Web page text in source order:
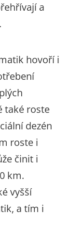
a
hovoří i
také roste
dezén
roste i
činit i
km.
vyšší
a tím i